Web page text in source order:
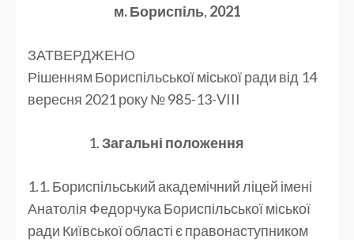
м. Бориспіль, 2021
ЗАТВЕРДЖЕНО
Рішенням Бориспільської міської ради від 14
вересня 2021 року № 985-13-VIII
Загальні положення
1.1. Бориспільський академічний ліцей імені
Анатолія Федорчука Бориспільської міської
ради Київської області є правонаступником